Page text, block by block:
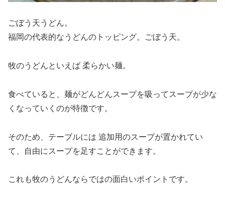
ごぼう天うどん。
福岡の代表的なうどんのトッピング。ごぼう天。
牧のうどんといえば 柔らかい麺。
食べていると、麺がどんどんスープを吸ってスープが少な
くなっていくのが特徴です。
そのため、テーブルには 追加用のスープが置かれてい
て、自由にスープを足すことができます。
これも牧のうどんならではの面白いポイントです。